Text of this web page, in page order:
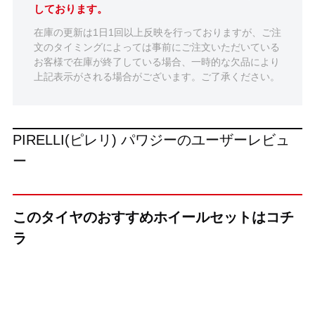
しております。
在庫の更新は1日1回以上反映を行っておりますが、ご注
文のタイミングによっては事前にご注文いただいている
お客様で在庫が終了している場合、一時的な欠品により
上記表示がされる場合がございます。ご了承ください。
PIRELLI(ピレリ) パワジーのユーザーレビュ
ー
このタイヤのおすすめホイールセットはコチ
ラ